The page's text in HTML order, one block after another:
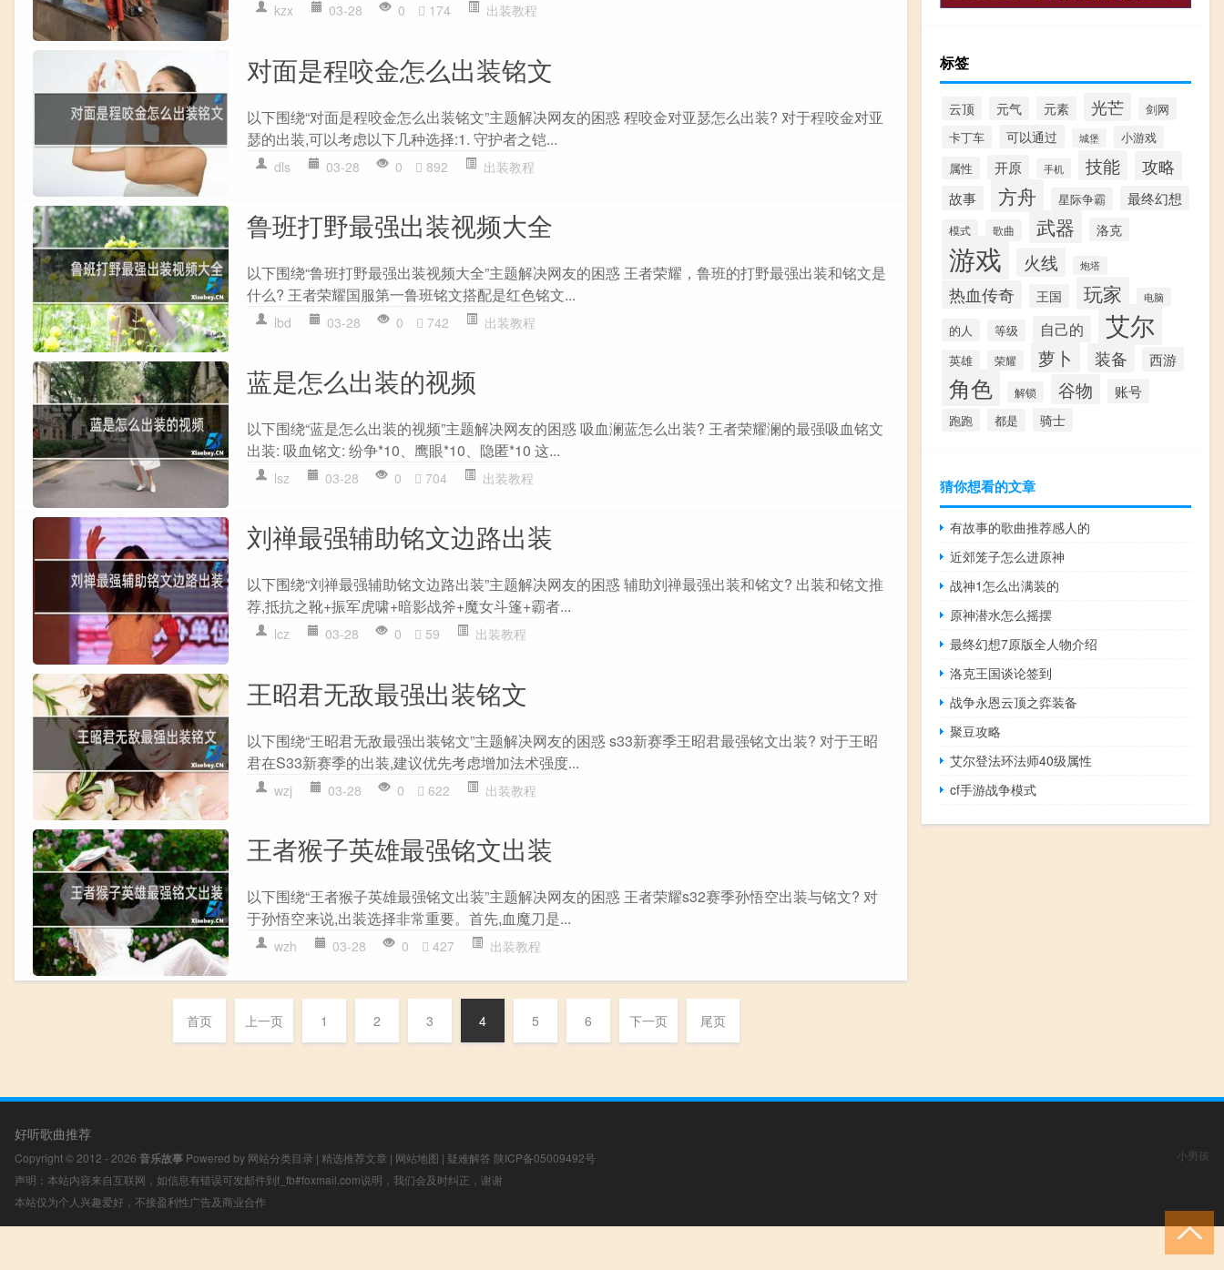
kzx 03-28 0 174 出装教程
对面是程咬金怎么出装铭文
以下围绕“对面是程咬金怎么出装铭文”主题解决网友的困惑 程咬金对亚瑟怎么出装? 对于程咬金对亚
瑟的出装,可以考虑以下几种选择:1. 守护者之铠...
dls 03-28 0 892 出装教程
鲁班打野最强出装视频大全
以下围绕“鲁班打野最强出装视频大全”主题解决网友的困惑 王者荣耀，鲁班的打野最强出装和铭文是
什么? 王者荣耀国服第一鲁班铭文搭配是红色铭文...
lbd 03-28 0 742 出装教程
蓝是怎么出装的视频
以下围绕“蓝是怎么出装的视频”主题解决网友的困惑 吸血澜蓝怎么出装? 王者荣耀澜的最强吸血铭文
出装: 吸血铭文: 纷争*10、鹰眼*10、隐匿*10 这...
lsz 03-28 0 704 出装教程
刘禅最强辅助铭文边路出装
以下围绕“刘禅最强辅助铭文边路出装”主题解决网友的困惑 辅助刘禅最强出装和铭文? 出装和铭文推
荐,抵抗之靴+振军虎啸+暗影战斧+魔女斗篷+霸者...
lcz 03-28 0 59 出装教程
王昭君无敌最强出装铭文
以下围绕“王昭君无敌最强出装铭文”主题解决网友的困惑 s33新赛季王昭君最强铭文出装? 对于王昭
君在S33新赛季的出装,建议优先考虑增加法术强度...
wzj 03-28 0 622 出装教程
王者猴子英雄最强铭文出装
以下围绕“王者猴子英雄最强铭文出装”主题解决网友的困惑 王者荣耀s32赛季孙悟空出装与铭文? 对
于孙悟空来说,出装选择非常重要。首先,血魔刀是...
wzh 03-28 0 427 出装教程
首页 上一页 1 2 3 4 5 6 下一页 尾页
标签
云顶 元气 元素 光芒
剑网
卡丁车
可以通过 城堡
小游戏
属性
开原 手机 技能 攻略
故事 方舟 星际争霸 最终幻想
模式 歌曲 武器 洛克
游戏 火线 炮塔
热血传奇 王国 玩家 电脑
的人 等级 自己的 艾尔
英雄 荣耀 萝卜 装备 西游
角色 解锁 谷物 账号
跑跑 都是 骑士
猜你想看的文章
有故事的歌曲推荐感人的
近郊笼子怎么进原神
战神1怎么出满装的
原神潜水怎么摇摆
最终幻想7原版全人物介绍
洛克王国谈论签到
战争永恩云顶之弈装备
聚豆攻略
艾尔登法环法师40级属性
cf手游战争模式
好听歌曲推荐
Copyright © 2012 - 2026 音乐故事 Powered by 网站分类目录 | 精选推荐文章 | 网站地图 | 疑难解答 陕ICP备05009492号
声明：本站内容来自互联网，如信息有错误可发邮件到f_fb#foxmail.com说明，我们会及时纠正，谢谢
本站仅为个人兴趣爱好，不接盈利性广告及商业合作
小男孩